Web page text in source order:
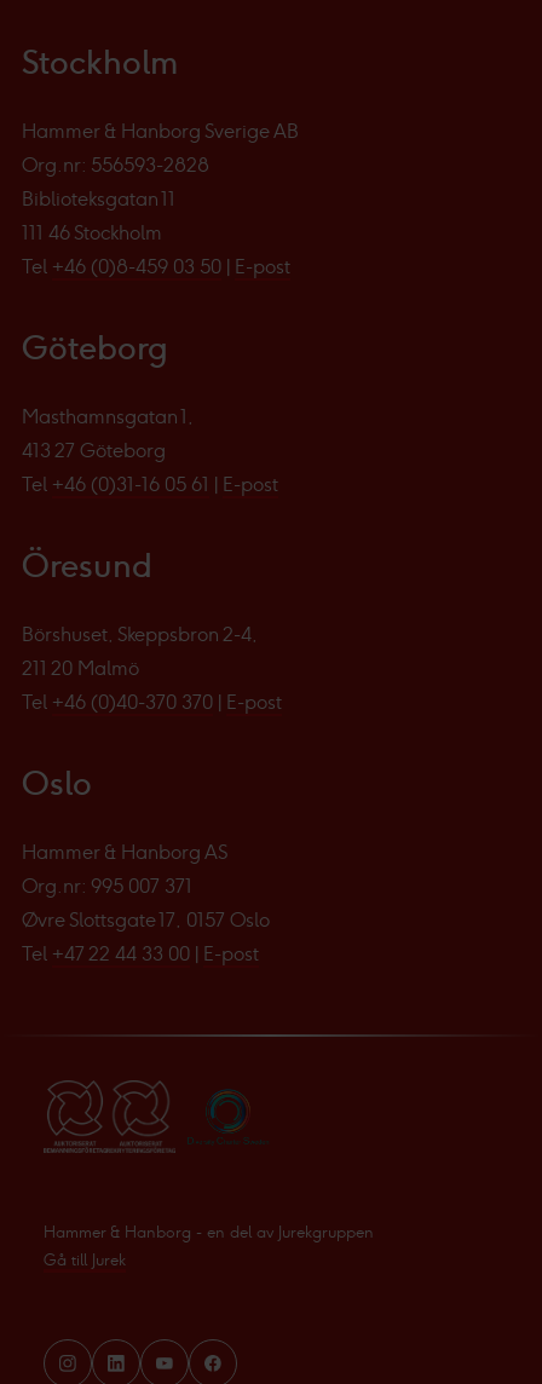
Stockholm
Hammer & Hanborg Sverige AB
Org.nr: 556593-2828
Biblioteksgatan 11
111 46 Stockholm
Tel +46 (0)8-459 03 50 | E-post
Göteborg
Masthamnsgatan 1,
413 27 Göteborg
Tel +46 (0)31-16 05 61 | E-post
Öresund
Börshuset, Skeppsbron 2-4,
211 20 Malmö
Tel +46 (0)40-370 370 | E-post
Oslo
Hammer & Hanborg AS
Org.nr: 995 007 371
Øvre Slottsgate 17, 0157 Oslo
Tel +47 22 44 33 00 | E-post
Hammer & Hanborg - en del av Jurekgruppen
Gå till Jurek